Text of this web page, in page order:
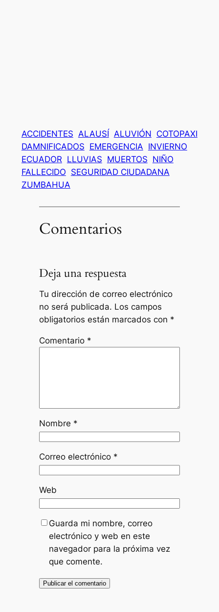
ACCIDENTES ALAUSÍ ALUVIÓN COTOPAXI
DAMNIFICADOS EMERGENCIA INVIERNO
ECUADOR LLUVIAS MUERTOS NIÑO
FALLECIDO SEGURIDAD CIUDADANA
ZUMBAHUA
Comentarios
Deja una respuesta
Tu dirección de correo electrónico
no será publicada. Los campos
obligatorios están marcados con *
Comentario *
Nombre *
Correo electrónico *
Web
Guarda mi nombre, correo
electrónico y web en este
navegador para la próxima vez
que comente.